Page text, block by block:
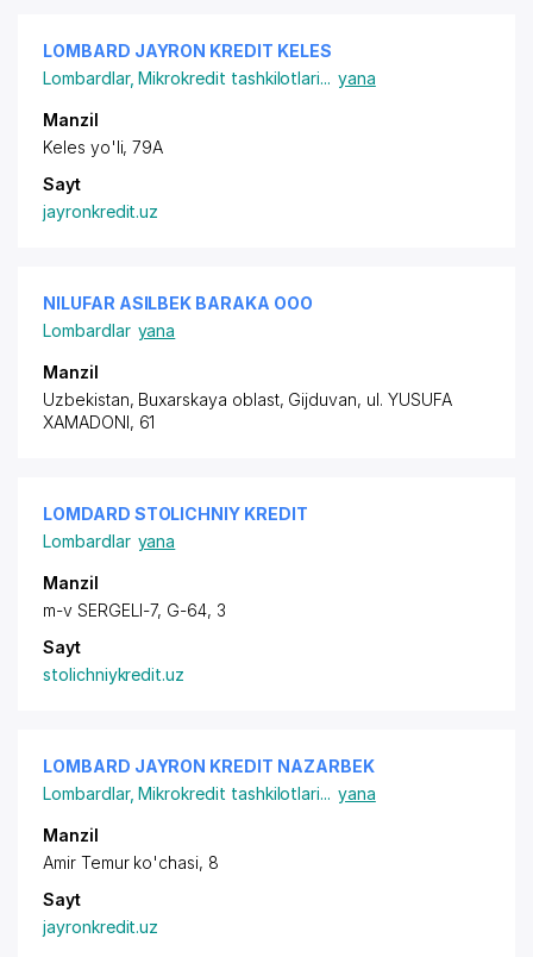
LOMBARD JAYRON KREDIT KELES
Lombardlar,Mikrokredit tashkilotlari... yana
Manzil
Keles yo'li, 79А
Sayt
jayronkredit.uz
NILUFAR ASILBEK BARAKA ООО
Lombardlar yana
Manzil
Uzbekistan, Buxarskaya oblast, Gijduvan, ul. YUSUFA
XAMADONI, 61
LOMDARD STOLICHNIY KREDIT
Lombardlar yana
Manzil
m-v SERGELI-7, G-64, 3
Sayt
stolichniykredit.uz
LOMBARD JAYRON KREDIT NAZARBEK
Lombardlar,Mikrokredit tashkilotlari... yana
Manzil
Amir Temur ko'chasi, 8
Sayt
jayronkredit.uz